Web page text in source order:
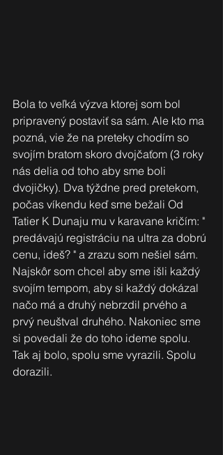
Bola to veľká výzva ktorej som bol
pripravený postaviť sa sám. Ale kto ma
pozná, vie že na preteky chodím so
svojím bratom skoro dvojčaťom (3 roky
nás delia od toho aby sme boli
dvojičky). Dva týždne pred pretekom,
počas víkendu keď sme bežali Od
Tatier K Dunaju mu v karavane kričím: "
predávajú registráciu na ultra za dobrú
cenu, ideš? " a zrazu som nešiel sám.
Najskôr som chcel aby sme išli každý
svojím tempom, aby si každý dokázal
načo má a druhý nebrzdil prvého a
prvý neuštval druhého. Nakoniec sme
si povedali že do toho ideme spolu.
Tak aj bolo, spolu sme vyrazili. Spolu
dorazili.